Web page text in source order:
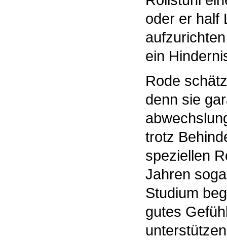
oder er half
ein
Rode
denn sie
trotz
speziellen
Jahren
Studium
gutes